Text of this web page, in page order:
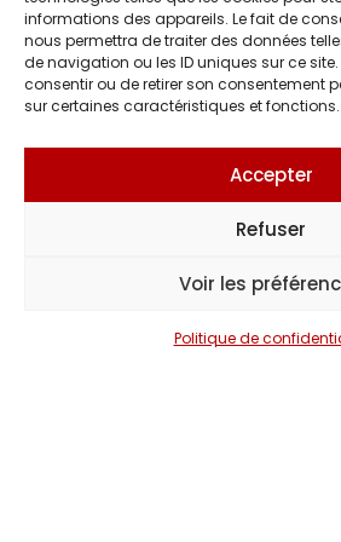
informations des appareils. Le fait de
nous permettra de traiter des données
de navigation ou les ID uniques sur ce
consentir ou de retirer son consentement
sur certaines caractéristiques et fonctions.
Accepter
Refuser
Voir les
Politique de
Jeff Panacloc
Sinsemilia
Gauvain Sers